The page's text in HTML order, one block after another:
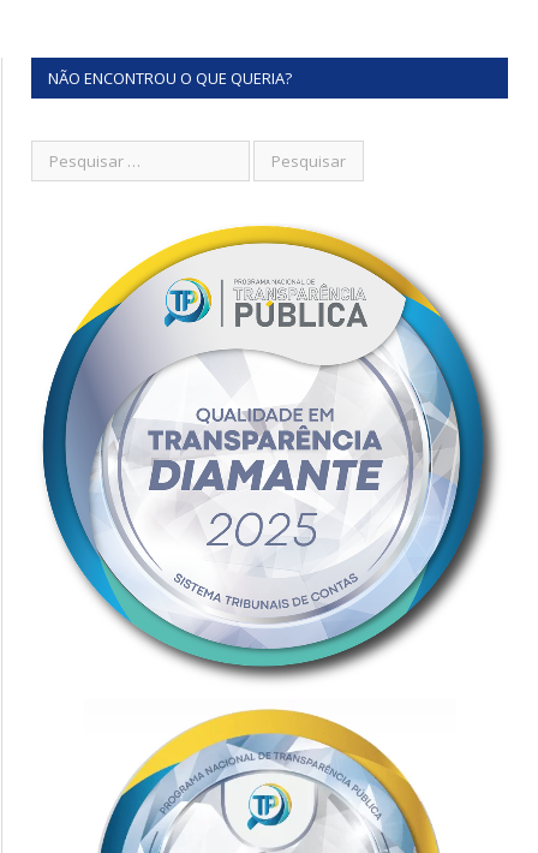
NÃO ENCONTROU O QUE QUERIA?